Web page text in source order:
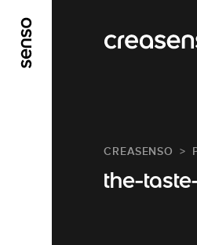
CREASENSO
the-